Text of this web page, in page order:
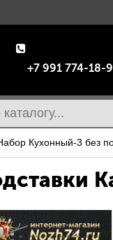
+7 991 774-18-
Кухонный-3 без